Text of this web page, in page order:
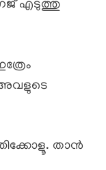
എടുത്തു
അവളുടെ
താൻ